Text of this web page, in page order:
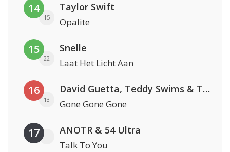
14
15
Taylor Swift
Opalite
15
22
Snelle
Laat Het Licht Aan
16
13
David Guetta, Teddy Swims & Tones And I
Gone Gone Gone
17 ANOTR & 54 Ultra
Talk To You